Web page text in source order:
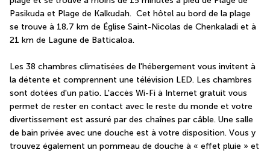
Pasikuda et Plage de Kalkudah.  Cet hôtel au bord de la plage
se trouve à 18,7 km de Église Saint-Nicolas de Chenkaladi et à
21 km de Lagune de Batticaloa.
Les 38 chambres climatisées de l'hébergement vous invitent à
la détente et comprennent une télévision LED. Les chambres
sont dotées d'un patio. L'accès Wi-Fi à Internet gratuit vous
permet de rester en contact avec le reste du monde et votre
divertissement est assuré par des chaînes par câble. Une salle
de bain privée avec une douche est à votre disposition. Vous y
trouvez également un pommeau de douche à « effet pluie » et